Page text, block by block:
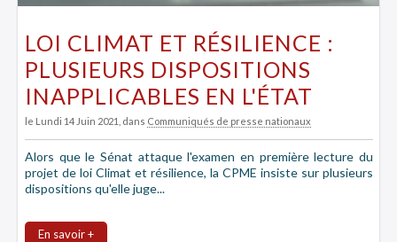
LOI CLIMAT ET RÉSILIENCE :
PLUSIEURS DISPOSITIONS
INAPPLICABLES EN L'ÉTAT
le Lundi 14 Juin 2021 , dans Communiqués de presse nationaux
Alors que le Sénat attaque l'examen en première lecture du
projet de loi Climat et résilience, la CPME insiste sur plusieurs
dispositions qu'elle juge...
En savoir +